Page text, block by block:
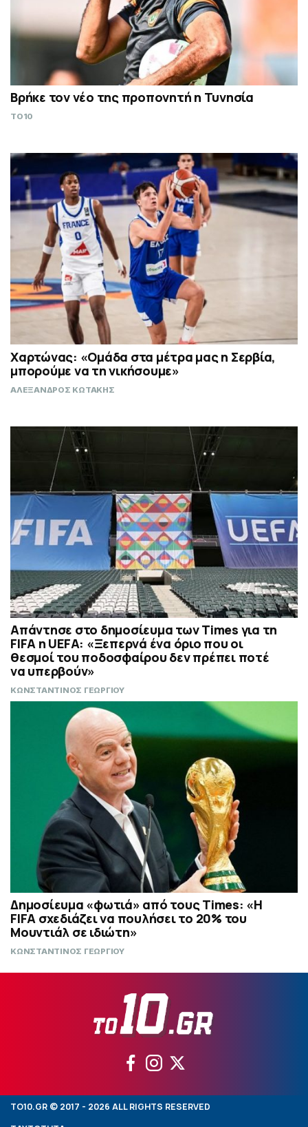
Βρήκε τον νέο της προπονητή η Τυνησία
TO10
Χαρτώνας: «Ομάδα στα μέτρα μας η Σερβία,
μπορούμε να τη νικήσουμε»
ΑΛΕΞΑΝΔΡΟΣ ΚΩΤΑΚΗΣ
Απάντησε στο δημοσίευμα των Times για τη
FIFA η UEFA: «Ξεπερνά ένα όριο που οι
θεσμοί του ποδοσφαίρου δεν πρέπει ποτέ
να υπερβούν»
ΚΩΝΣΤΑΝΤΙΝΟΣ ΓΕΩΡΓΙΟΥ
Δημοσίευμα «φωτιά» από τους Times: «Η
FIFA σχεδιάζει να πουλήσει το 20% του
Μουντιάλ σε ιδιώτη»
ΚΩΝΣΤΑΝΤΙΝΟΣ ΓΕΩΡΓΙΟΥ
TO10.GR © 2017 - 2026 ALL RIGHTS RESERVED